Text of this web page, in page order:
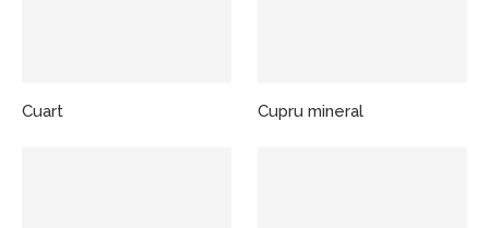
Cuart Cupru mineral